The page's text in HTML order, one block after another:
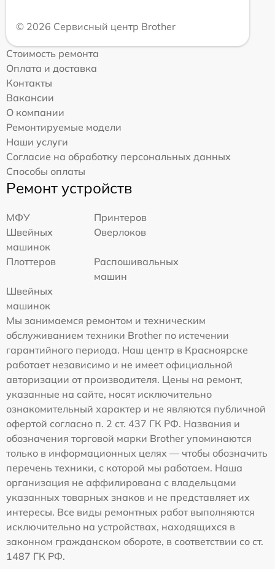
© 2026 Сервисный центр Brother
Стоимость ремонта
Оплата и доставка
Контакты
Вакансии
О компании
Ремонтируемые модели
Наши услуги
Согласие на обработку персональных данных
Способы оплаты
Ремонт устройств
МФУ
Принтеров
Швейных
машинок
Оверлоков
Плоттеров
Распошивальных
машин
Швейных
машинок
Мы занимаемся ремонтом и техническим
обслуживанием техники Brother по истечении
гарантийного периода. Наш центр в Красноярске
работает независимо и не имеет официальной
авторизации от производителя. Цены на ремонт,
указанные на сайте, носят исключительно
ознакомительный характер и не являются публичной
офертой согласно п. 2 ст. 437 ГК РФ. Названия и
обозначения торговой марки Brother упоминаются
только в информационных целях — чтобы обозначить
перечень техники, с которой мы работаем. Наша
организация не аффилирована с владельцами
указанных товарных знаков и не представляет их
интересы. Все виды ремонтных работ выполняются
исключительно на устройствах, находящихся в
законном гражданском обороте, в соответствии со ст.
1487 ГК РФ.